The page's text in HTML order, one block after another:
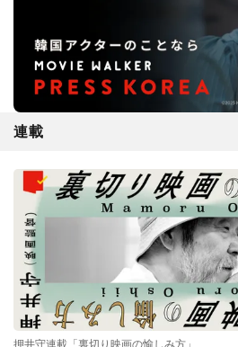
連載
押井守連載「裏切り映画の愉しみ方」